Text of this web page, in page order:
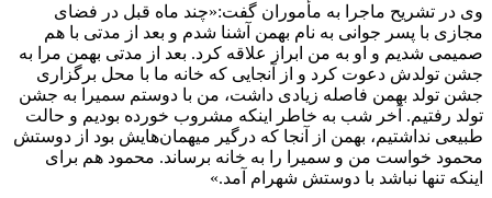
وی در تشریح ماجرا به مأموران گفت:«چند ماه قبل در فضای
مجازی با پسر جوانی به نام بهمن آشنا شدم و بعد از مدتی با هم
صمیمی شدیم و او به من ابراز علاقه کرد. بعد از مدتی بهمن مرا به
جشن تولدش دعوت کرد و از آنجایی که خانه ما با محل برگزاری
جشن تولد بهمن فاصله زیادی داشت، من با دوستم سمیرا به جشن
تولد رفتیم. آخر شب به خاطر اینکه مشروب خورده بودیم و حالت
طبیعی نداشتیم، بهمن از آنجا که درگیر میهمان‌هایش بود از دوستش
محمود خواست من و سمیرا را به خانه برساند. محمود هم برای
اینکه تنها نباشد با دوستش شهرام آمد.»